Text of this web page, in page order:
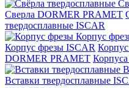
Сверла DORMER PRAMET
твердосплавные ISCAR
Корпус
Корпус фрезы ISCAR
DORMER PRAMET
Вставки твердосплавные